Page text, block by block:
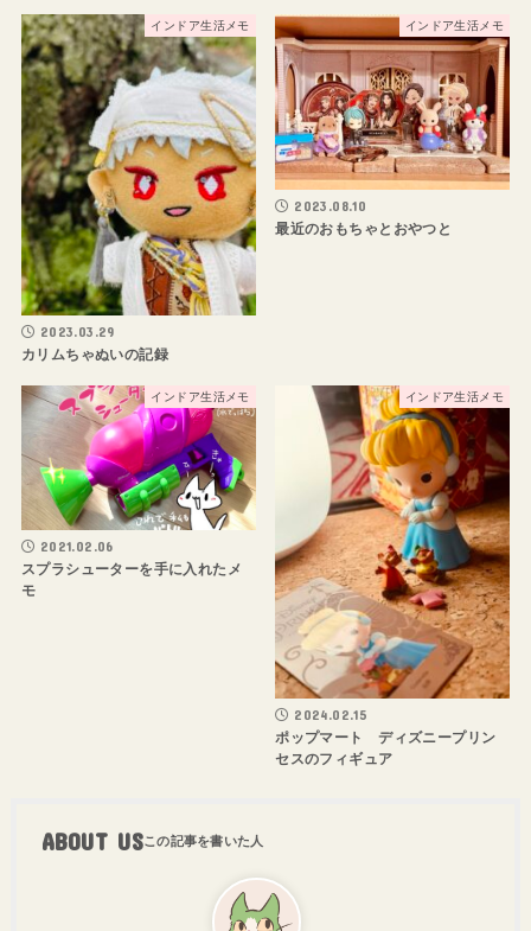
インドア生活メモ
2023.03.29
カリムちゃぬいの記録
インドア生活メモ
2023.08.10
最近のおもちゃとおやつと
インドア生活メモ
2021.02.06
スプラシューターを手に入れたメ
モ
インドア生活メモ
2024.02.15
ポップマート ディズニープリン
セスのフィギュア
ABOUT US